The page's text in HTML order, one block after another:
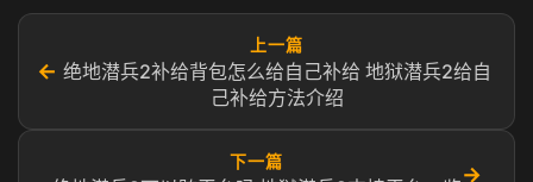
←
上一篇
绝地潜兵2补给背包怎么给自己补给 地狱潜兵2给自
己补给方法介绍
下一篇
→